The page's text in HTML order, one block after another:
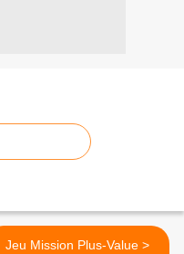
Jeu Mission Plus-Value >